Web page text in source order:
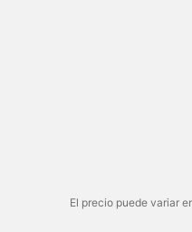
El precio puede variar